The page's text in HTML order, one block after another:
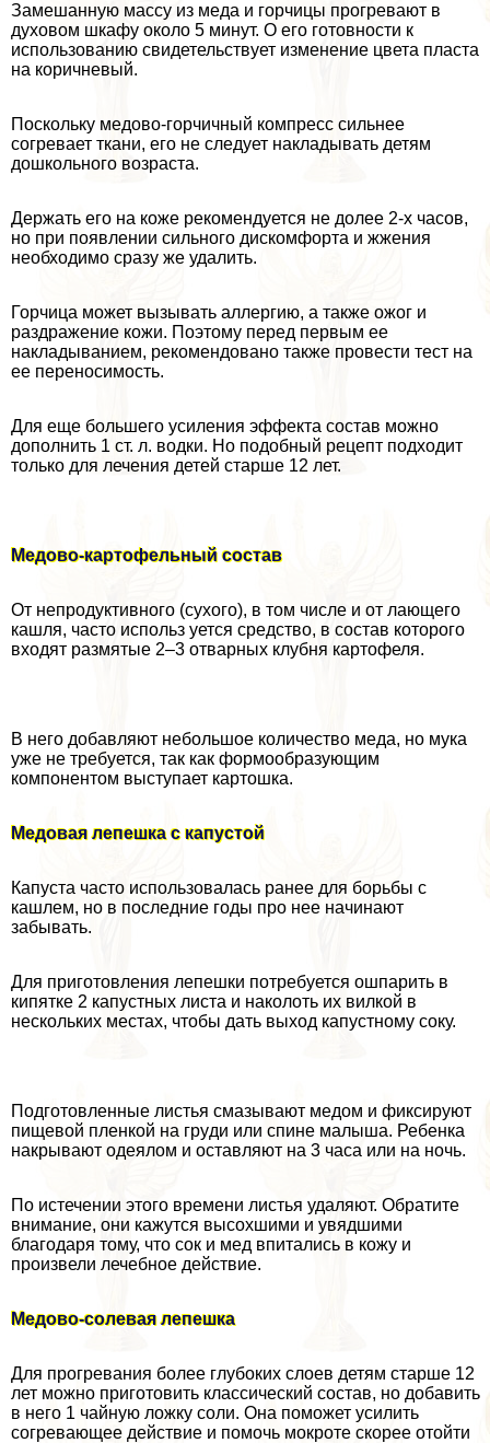
Замешанную массу из меда и горчицы прогревают в
духовом шкафу около 5 минут. О его готовности к
использованию свидетельствует изменение цвета пласта
на коричневый.
Поскольку медово-горчичный компресс сильнее
согревает ткани, его не следует накладывать детям
дошкольного возраста.
Держать его на коже рекомендуется не долее 2-х часов,
но при появлении сильного дискомфорта и жжения
необходимо сразу же удалить.
Горчица может вызывать аллергию, а также ожог и
раздражение кожи. Поэтому перед первым ее
накладыванием, рекомендовано также провести тест на
ее переносимость.
Для еще большего усиления эффекта состав можно
дополнить 1 ст. л. водки. Но подобный рецепт подходит
только для лечения детей старше 12 лет.
Медово-картофельный состав
От непродуктивного (сухого), в том числе и от лающего
кашля, часто использ уется средство, в состав которого
входят размятые 2–3 отварных клубня картофеля.
В него добавляют небольшое количество меда, но мука
уже не требуется, так как формообразующим
компонентом выступает картошка.
Медовая лепешка с капустой
Капуста часто использовалась ранее для борьбы с
кашлем, но в последние годы про нее начинают
забывать.
Для приготовления лепешки потребуется ошпарить в
кипятке 2 капустных листа и наколоть их вилкой в
нескольких местах, чтобы дать выход капустному соку.
Подготовленные листья смазывают медом и фиксируют
пищевой пленкой на гpyди или спине малыша. Ребенка
накрывают одеялом и оставляют на 3 часа или на ночь.
По истечении этого времени листья удаляют. Обратите
внимание, они кажутся высохшими и увядшими
благодаря тому, что сок и мед впитались в кожу и
произвели лечебное действие.
Медово-солевая лепешка
Для прогревания более глубоких слоев детям старше 12
лет можно приготовить классический состав, но добавить
в него 1 чайную ложку соли. Она поможет усилить
согревающее действие и помочь мокроте скорее отойти